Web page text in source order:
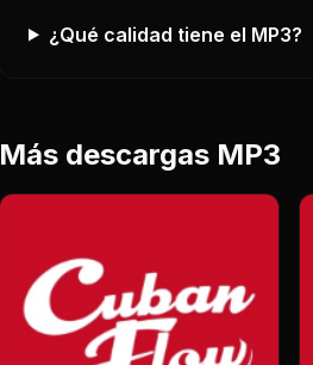
¿Qué calidad tiene el MP3?
Más descargas MP3